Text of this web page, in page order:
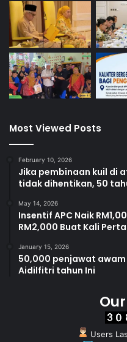
Most Viewed Posts
February 10, 2026
Jika pembinaan kuil di
tidak dihentikan, 50
May 14, 2026
Insentif APC Naik
RM2,000 Buat Kali
January 15, 2026
50,000 penjawat awam
Aidilfitri tahun Ini
Users